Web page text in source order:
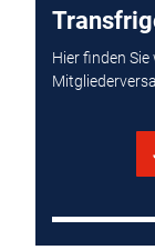
Hier finden